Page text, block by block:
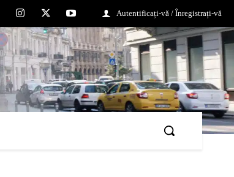
Autentificați-vă / Înregistrați-vă